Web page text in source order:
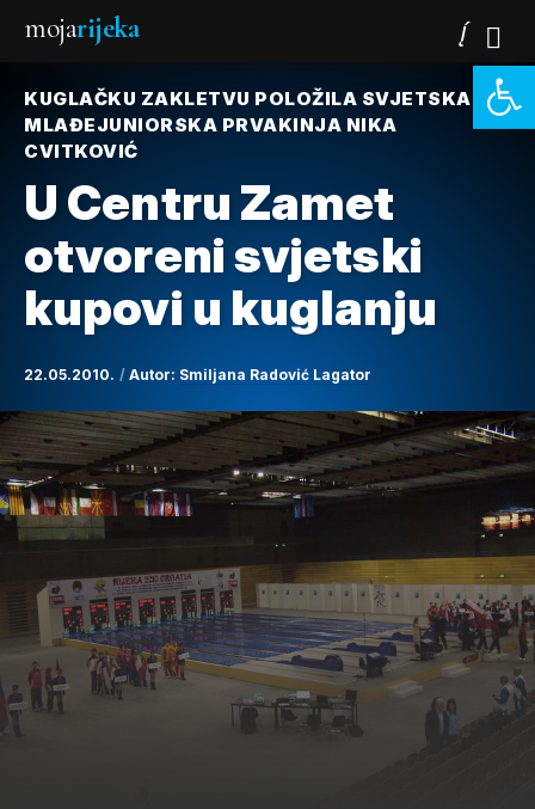
mojarijeka
KUGLAČKU ZAKLETVU POLOŽILA SVJETSKA
MLAĐEJUNIORSKA PRVAKINJA NIKA
CVITKOVIĆ
U Centru Zamet
otvoreni svjetski
kupovi u kuglanju
22.05.2010. Autor: Smiljana Radović Lagator